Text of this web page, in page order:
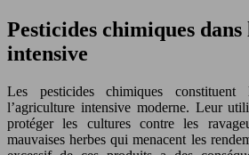
Pesticides chimiques
intensive
Les pesticides chimiques
l’agriculture intensive moderne. Leur
protéger les cultures contre les
mauvaises herbes qui menacent les